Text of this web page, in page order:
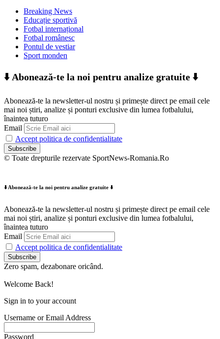
Breaking News
Educație sportivă
Fotbal internațional
Fotbal românesc
Pontul de vestiar
Sport monden
⬇️ Abonează-te la noi pentru analize gratuite ⬇️
Abonează-te la newsletter-ul nostru și primește direct pe email cele
mai noi știri, analize și ponturi exclusive din lumea fotbalului,
înaintea tuturo
Email
Accept politica de confidentialitate
© Toate drepturile rezervate SportNews-Romania.Ro
⬇️ Abonează-te la noi pentru analize gratuite ⬇️
Abonează-te la newsletter-ul nostru și primește direct pe email cele
mai noi știri, analize și ponturi exclusive din lumea fotbalului,
înaintea tuturo
Email
Accept politica de confidentialitate
Zero spam, dezabonare oricând.
Welcome Back!
Sign in to your account
Username or Email Address
Password